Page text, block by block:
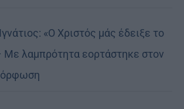
«Ο Χριστός μάς έδειξε το
Με λαμπρότητα εορτάστηκε στον